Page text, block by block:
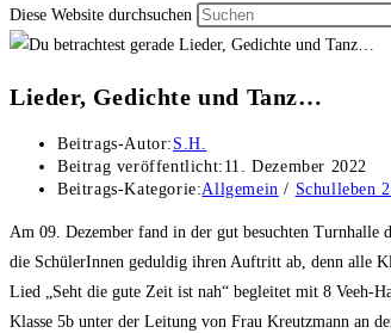
Diese Website durchsuchen
Lieder, Gedichte und Tanz…
Beitrags-Autor: S.H.
Beitrag veröffentlicht: 11. Dezember 2022
Beitrags-Kategorie:Allgemein / Schulleben
Am 09. Dezember fand in der gut besuchten
die SchülerInnen geduldig ihren Auftritt ab, denn alle
Lied „Seht die gute Zeit ist nah“ begleitet mit 8 Veeh-
Klasse 5b unter der Leitung von Frau Kreutzmann an